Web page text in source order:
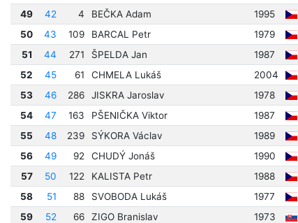
49
42 4 BEČKA Adam 1995
50
43 109 BARCAL Petr 1979
51
44 271 ŠPELDA Jan 1987
52
45 61 CHMELA Lukáš 2004
53
46 286 JISKRA Jaroslav 1978
54
47 163 PŠENIČKA Viktor 1987
55
48 239 SÝKORA Václav 1989
56
49 92 CHUDÝ Jonáš 1990
57
50 122 KALISTA Petr 1988
58
51 88 SVOBODA Lukáš 1977
59
52 66 ZIGO Branislav 1973